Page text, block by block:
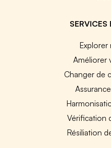
SERVICES
Améliorer
Changer de
Vérification
Résiliation